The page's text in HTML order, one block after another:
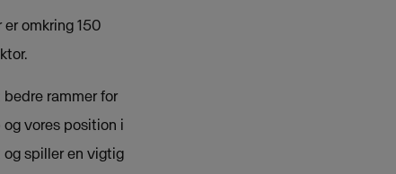
omkring 150
rammer for
vores position i
spiller en vigtig